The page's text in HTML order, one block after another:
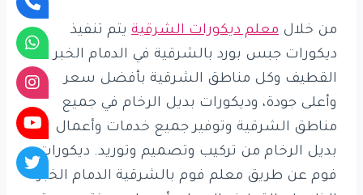
من خلال معلم ديكورات الشرقية يتم تنفيذ
ديكورات جبس بورد بالشرقية في الدمام الخبر
القطيف وكل مناطق الشرقية بأفضل سعر
وأعلى جودة، وديكورات بديل الرخام في جميع
مناطق الشرقية وتوفير جميع خدمات وأعمال
بديل الرخام من تركيب وتصميم وتوريد. ديكورات
فوم عن طريق معلم فوم بالشرقية الدمام الخبر